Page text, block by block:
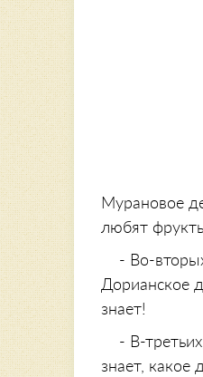
Мурановое
любят
- Во-
Дорианское
знает!
- В-
знает, какое